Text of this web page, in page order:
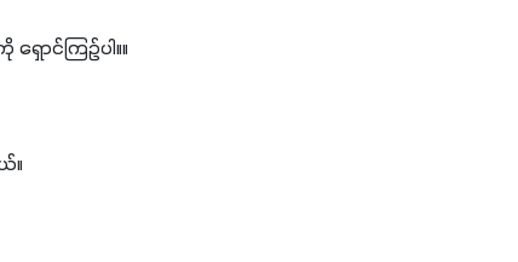
ောင်ကြဉ်ပါ။။
။